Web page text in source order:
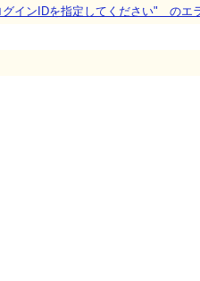
インIDを指定してください" のエ